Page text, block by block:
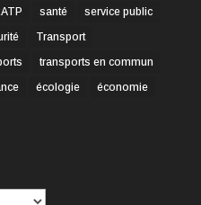
santé
service public
Transport
transports en commun
écologie
économie